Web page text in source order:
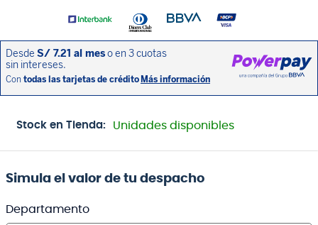
Stock en Tienda: Unidades disponibles
Simula el valor de tu despacho
Departamento